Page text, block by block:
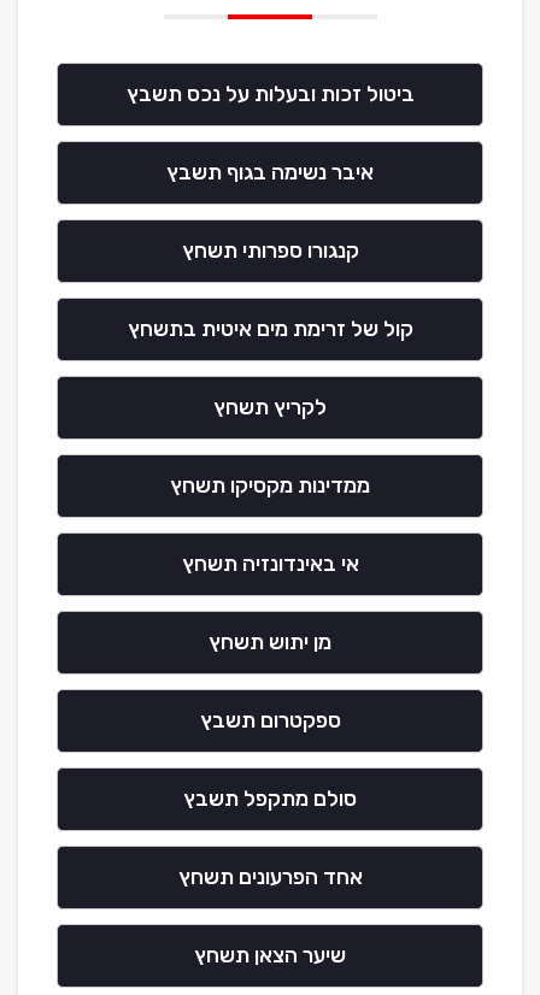
ביטול זכות ובעלות על נכס תשבץ
איבר נשימה בגוף תשבץ
קנגורו ספרותי תשחץ
קול של זרימת מים איטית בתשחץ
לקריץ תשחץ
ממדינות מקסיקו תשחץ
אי באינדונזיה תשחץ
מן יתוש תשחץ
ספקטרום תשבץ
סולם מתקפל תשבץ
אחד הפרעונים תשחץ
שיער הצאן תשחץ